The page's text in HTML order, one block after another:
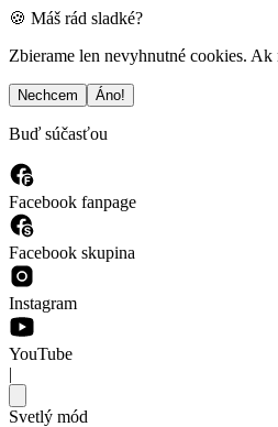
🍪 Máš rád sladké?
Zbierame len nevyhnutné cookies.
Nechcem Áno!
Buď súčasťou
Facebook fanpage
Facebook skupina
Instagram
YouTube
|
Svetlý mód